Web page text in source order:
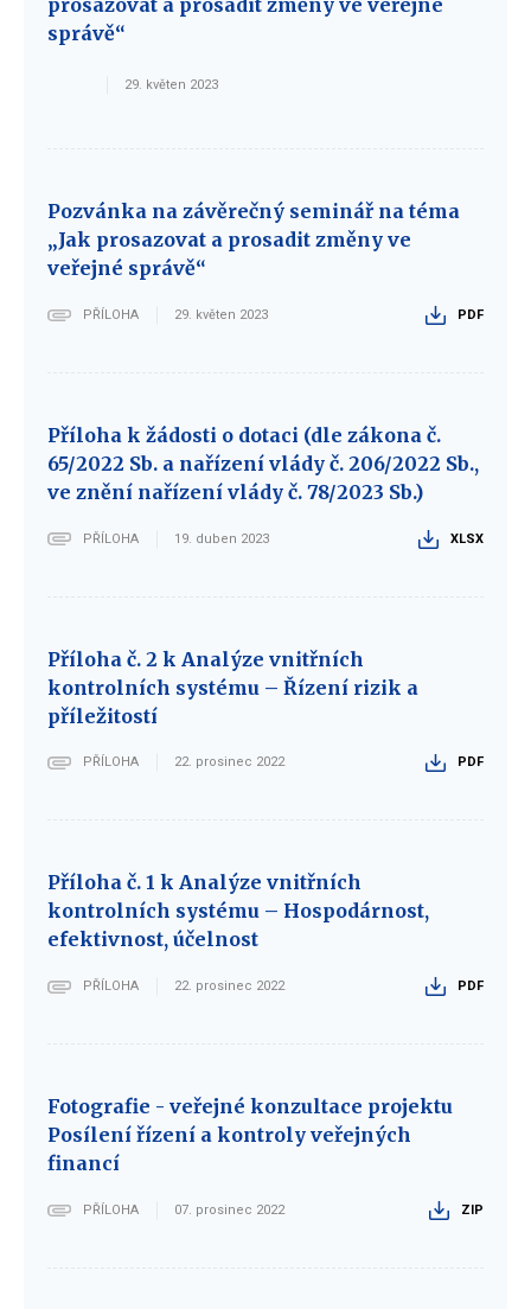
správě“
29. květen 2023
Pozvánka na závěrečný seminář na téma
„Jak prosazovat a prosadit změny ve
veřejné správě“
PŘÍLOHA 29. květen 2023 PDF
Příloha k žádosti o dotaci (dle zákona č.
65/2022 Sb. a nařízení vlády č. 206/2022 Sb.,
ve znění nařízení vlády č. 78/2023 Sb.)
PŘÍLOHA 19. duben 2023 XLSX
Příloha č. 2 k Analýze vnitřních
kontrolních systému – Řízení rizik a
příležitostí
PŘÍLOHA 22. prosinec 2022 PDF
Příloha č. 1 k Analýze vnitřních
kontrolních systému – Hospodárnost,
efektivnost, účelnost
PŘÍLOHA 22. prosinec 2022 PDF
Fotografie - veřejné konzultace projektu
Posílení řízení a kontroly veřejných
financí
PŘÍLOHA 07. prosinec 2022 ZIP